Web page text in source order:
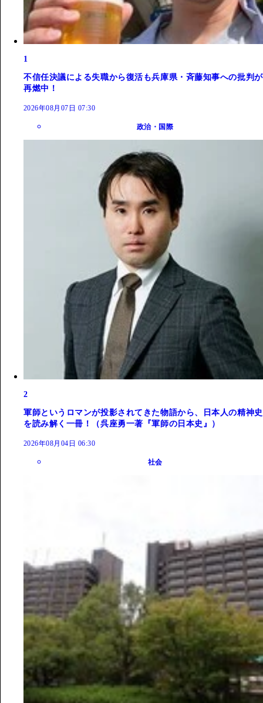
1
不信任決議による失職から復活も兵庫県・斉藤知事への批判が
再燃中！
2026年08月07日 07:30
政治・国際
2
軍師というロマンが投影されてきた物語から、日本人の精神史
を読み解く一冊！（呉座勇一著『軍師の日本史』）
2026年08月04日 06:30
社会